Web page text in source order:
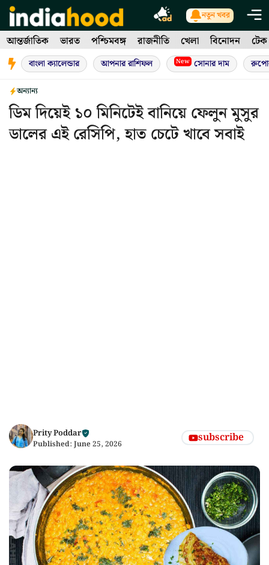
Skip
to
content
নতুন খবর
আন্তর্জাতিক ভারত পশ্চিমবঙ্গ রাজনীতি খেলা বিনোদন টেক
বাংলা ক্যালেন্ডার আপনার রাশিফল New সোনার দাম
অন্যান্য
ডিম দিয়েই ১০ মিনিটেই বানিয়ে ফেলুন মুসুর
ডালের এই রেসিপি, হাত চেটে খাবে সবাই
Prity Poddar
Published: June 25, 2026 subscribe